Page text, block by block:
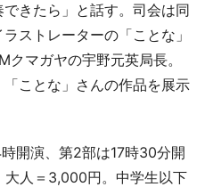
きたら」と話す。司会は同
ストレーターの「ことな」
クマガヤの宇野元英局長。
ことな」さんの作品を展示
開演、第2部は17時30分開
大人＝3,000円。中学生以下